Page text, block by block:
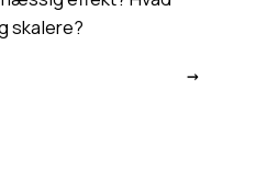
skalere?
→